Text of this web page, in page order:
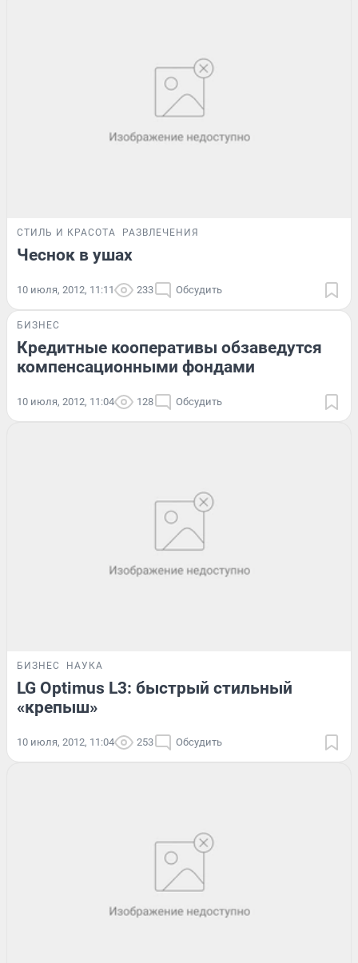
СТИЛЬ И КРАСОТА РАЗВЛЕЧЕНИЯ
Чеснок в ушах
10 июля, 2012, 11:11 233 Обсудить
БИЗНЕС
Кредитные кооперативы обзаведутся
компенсационными фондами
10 июля, 2012, 11:04 128 Обсудить
БИЗНЕС НАУКА
LG Optimus L3: быстрый стильный
«крепыш»
10 июля, 2012, 11:04 253 Обсудить